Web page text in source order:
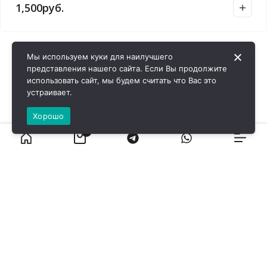
1,500руб.
Мы используем куки для наилучшего
представления нашего сайта. Если Вы продолжите
использовать сайт, мы будем считать что Вас это
устраивает.
Хорошо